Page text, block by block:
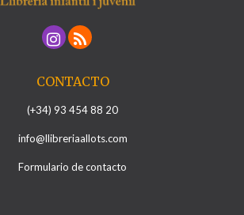
CONTACTO
(+34) 93 454 88 20
info@llibreriaallots.com
Formulario de contacto